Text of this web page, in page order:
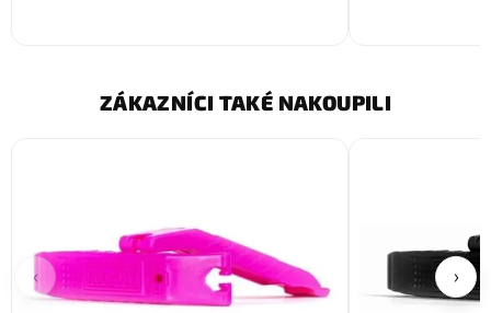
ZÁKAZNÍCI TAKÉ NAKOUPILI
‹ ›